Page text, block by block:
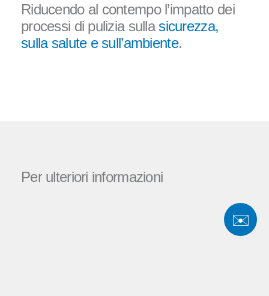
Riducendo al contempo l’impatto dei
processi di pulizia sulla sicurezza,
sulla salute e sull’ambiente.
Per ulteriori informazioni
✉️